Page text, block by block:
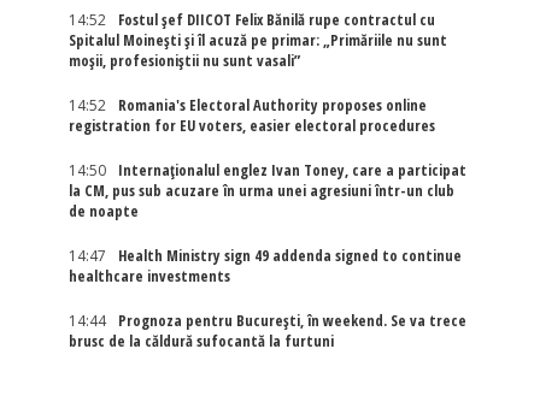
14:52
Fostul șef DIICOT Felix Bănilă rupe contractul cu
Spitalul Moinești și îl acuză pe primar: „Primăriile nu sunt
moșii, profesioniștii nu sunt vasali”
14:52
Romania's Electoral Authority proposes online
registration for EU voters, easier electoral procedures
14:50
Internaţionalul englez Ivan Toney, care a participat
la CM, pus sub acuzare în urma unei agresiuni într-un club
de noapte
14:47
Health Ministry sign 49 addenda signed to continue
healthcare investments
14:44
Prognoza pentru București, în weekend. Se va trece
brusc de la căldură sufocantă la furtuni